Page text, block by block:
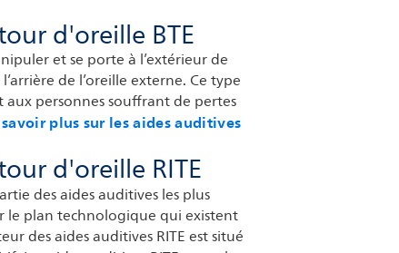
d'oreille BTE
et se porte à l’extérieur de
de l’oreille externe. Ce type
personnes souffrant de pertes
plus sur les aides auditives
d'oreille RITE
des aides auditives les plus
le plan technologique qui existent
des aides auditives RITE est situé